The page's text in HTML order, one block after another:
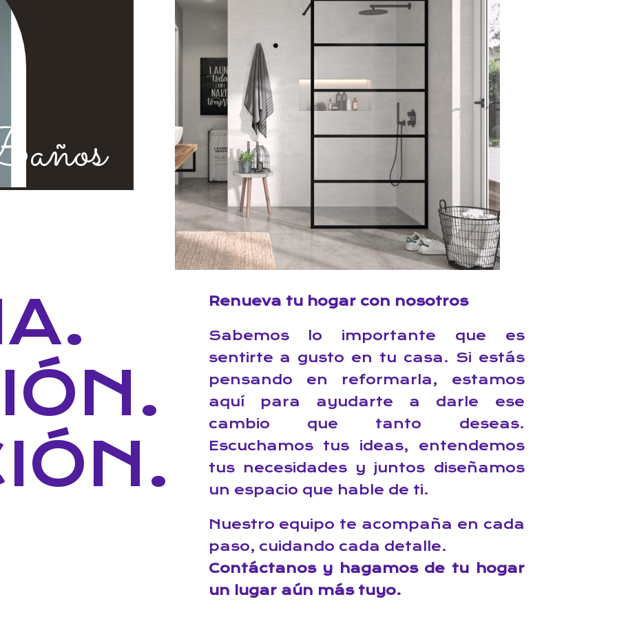
Renueva tu hogar con nosotros
Sabemos lo importante que es
sentirte a gusto en tu casa. Si estás
pensando en reformarla, estamos
aquí para ayudarte a darle ese
cambio que tanto deseas.
Escuchamos tus ideas, entendemos
tus necesidades y juntos diseñamos
un espacio que hable de ti.
Nuestro equipo te acompaña en cada
paso, cuidando cada detalle.
Contáctanos y hagamos de tu hogar
un lugar aún más tuyo.